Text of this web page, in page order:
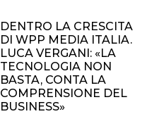
DENTRO LA CRESCITA
DI WPP MEDIA ITALIA.
LUCA VERGANI: «LA
TECNOLOGIA NON
BASTA, CONTA LA
COMPRENSIONE DEL
BUSINESS»